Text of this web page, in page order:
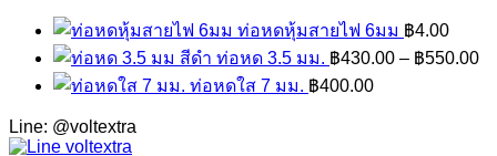
ท่อหดหุ้มสายไฟ 6มม ฿4.00
ท่อหด 3.5 มม. ฿430.00 – ฿550.00
ท่อหดใส 7 มม. ฿400.00
Line: @voltextra